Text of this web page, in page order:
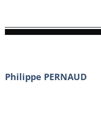
Philippe PERNAUD